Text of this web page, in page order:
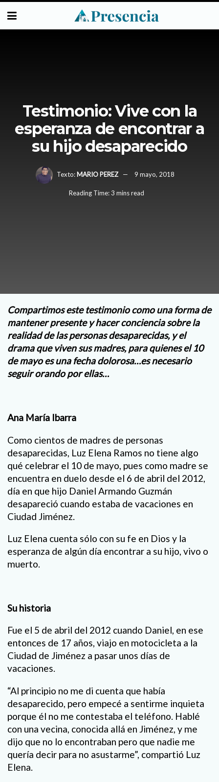
Testimonio: Vive con la
esperanza de encontrar a
su hijo desaparecido
Texto: MARIO PEREZ 9 mayo, 2018
Reading Time: 3 mins read
Compartimos este testimonio como una forma de
mantener presente y hacer conciencia sobre la
realidad de las personas desaparecidas, y el
drama que viven sus madres, para quienes el 10
de mayo es una fecha dolorosa…es necesario
seguir orando por ellas…
Ana María Ibarra
Como cientos de madres de personas
desaparecidas, Luz Elena Ramos no tiene algo
qué celebrar el 10 de mayo, pues como madre se
encuentra en duelo desde el 6 de abril del 2012,
día en que hijo Daniel Armando Guzmán
desapareció cuando estaba de vacaciones en
Ciudad Jiménez.
Luz Elena cuenta sólo con su fe en Dios y la
esperanza de algún día encontrar a su hijo, vivo o
muerto.
Su historia
Fue el 5 de abril del 2012 cuando Daniel, en ese
entonces de 17 años, viajo en motocicleta a la
Ciudad de Jiménez a pasar unos días de
vacaciones.
“Al principio no me di cuenta que había
desaparecido, pero empecé a sentirme inquieta
porque él no me contestaba el teléfono. Hablé
con una vecina, conocida allá en Jiménez, y me
dijo que no lo encontraban pero que nadie me
quería decir para no asustarme”, compartió Luz
Elena.